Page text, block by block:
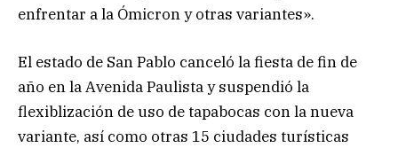
enfrentar a la Ómicron y otras variantes».
El estado de San Pablo canceló la fiesta de fin de
año en la Avenida Paulista y suspendió la
flexiblización de uso de tapabocas con la nueva
variante, así como otras 15 ciudades turísticas